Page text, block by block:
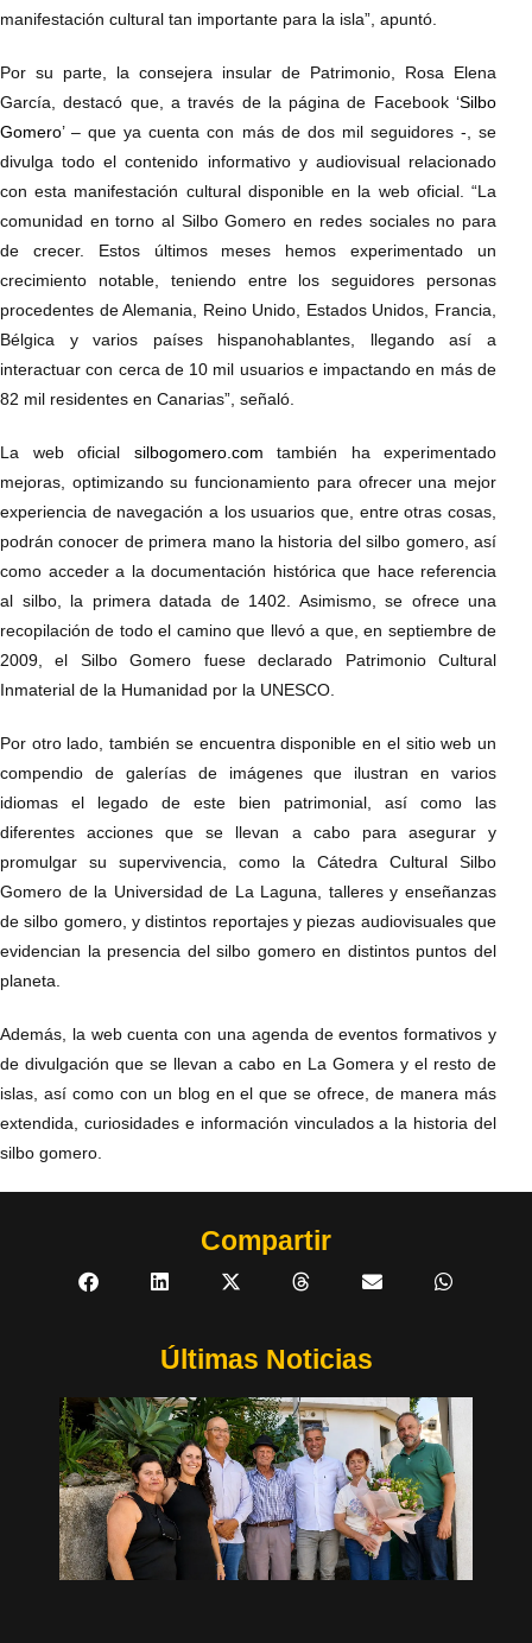
manifestación cultural tan importante para la isla”, apuntó.
Por su parte, la consejera insular de Patrimonio, Rosa Elena
García, destacó que, a través de la página de Facebook ‘Silbo
Gomero’ – que ya cuenta con más de dos mil seguidores -, se
divulga todo el contenido informativo y audiovisual relacionado
con esta manifestación cultural disponible en la web oficial. “La
comunidad en torno al Silbo Gomero en redes sociales no para
de crecer. Estos últimos meses hemos experimentado un
crecimiento notable, teniendo entre los seguidores personas
procedentes de Alemania, Reino Unido, Estados Unidos, Francia,
Bélgica y varios países hispanohablantes, llegando así a
interactuar con cerca de 10 mil usuarios e impactando en más de
82 mil residentes en Canarias”, señaló.
La web oficial silbogomero.com también ha experimentado
mejoras, optimizando su funcionamiento para ofrecer una mejor
experiencia de navegación a los usuarios que, entre otras cosas,
podrán conocer de primera mano la historia del silbo gomero, así
como acceder a la documentación histórica que hace referencia
al silbo, la primera datada de 1402. Asimismo, se ofrece una
recopilación de todo el camino que llevó a que, en septiembre de
2009, el Silbo Gomero fuese declarado Patrimonio Cultural
Inmaterial de la Humanidad por la UNESCO.
Por otro lado, también se encuentra disponible en el sitio web un
compendio de galerías de imágenes que ilustran en varios
idiomas el legado de este bien patrimonial, así como las
diferentes acciones que se llevan a cabo para asegurar y
promulgar su supervivencia, como la Cátedra Cultural Silbo
Gomero de la Universidad de La Laguna, talleres y enseñanzas
de silbo gomero, y distintos reportajes y piezas audiovisuales que
evidencian la presencia del silbo gomero en distintos puntos del
planeta.
Además, la web cuenta con una agenda de eventos formativos y
de divulgación que se llevan a cabo en La Gomera y el resto de
islas, así como con un blog en el que se ofrece, de manera más
extendida, curiosidades e información vinculados a la historia del
silbo gomero.
Compartir
Últimas Noticias